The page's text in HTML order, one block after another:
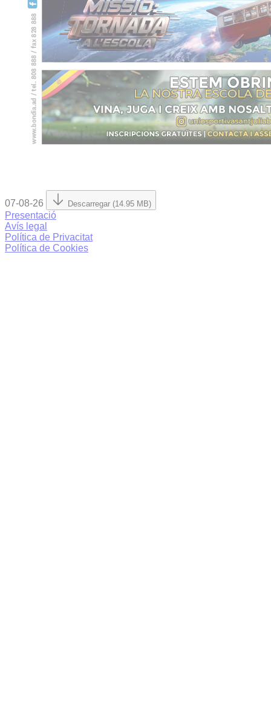
07-08-26 Descarregar (14.95 MB)
Presentació
Avís legal
Política de Privacitat
Política de Cookies